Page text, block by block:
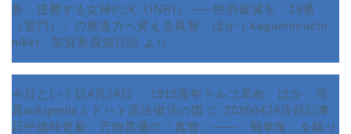
新 逆襲する女神の火（INRI）――性的破滅を「16番
（雷門）」の推進力へ変える真智、ほか｜kagamimochi-
nikki 加賀美茂知日記 より
今日という日4月24日 1915青年トルコ革命、ほか 写
真wikipediaミドハト憲法復活の図 に 20260424注目記事
日中随時更新 万物貫通の「真智」――「飛車角」を駆り
ホーム
サービス